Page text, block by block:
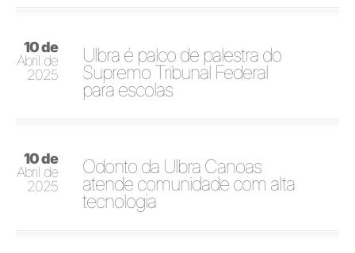
10 de
Abril de
2025
Ulbra é palco de palestra do
Supremo Tribunal Federal
para escolas
10 de
Abril de
2025
Odonto da Ulbra Canoas
atende comunidade com alta
tecnologia